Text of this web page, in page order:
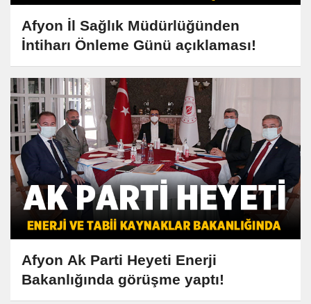
Afyon İl Sağlık Müdürlüğünden
İntiharı Önleme Günü açıklaması!
Afyon Ak Parti Heyeti Enerji
Bakanlığında görüşme yaptı!